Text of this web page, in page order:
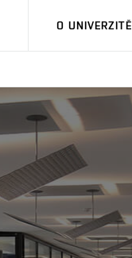
O UNIVERZITĚ